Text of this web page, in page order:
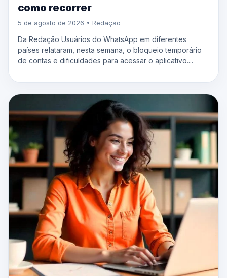
como recorrer
5 de agosto de 2026 • Redação
Da Redação Usuários do WhatsApp em diferentes
países relataram, nesta semana, o bloqueio temporário
de contas e dificuldades para acessar o aplicativo....